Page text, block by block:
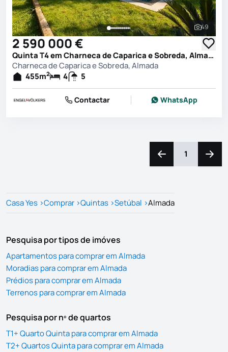
Ver
49
2 590 000 €
Quinta T4 em Charneca de Caparica e Sobreda, Almada
Charneca de Caparica e Sobreda, Almada
455m2 4 5
Contactar WhatsApp
Navegação para a
1
Casa Yes >Comprar >Quintas >Setúbal >Almada
Pesquisa por tipos de imóves
Apartamentos para comprar em Almada
Moradias para comprar em Almada
Prédios para comprar em Almada
Terrenos para comprar em Almada
Pesquisa por nº de quartos
T1+ Quarto Quinta para comprar em Almada
T2+ Quartos Quinta para comprar em Almada